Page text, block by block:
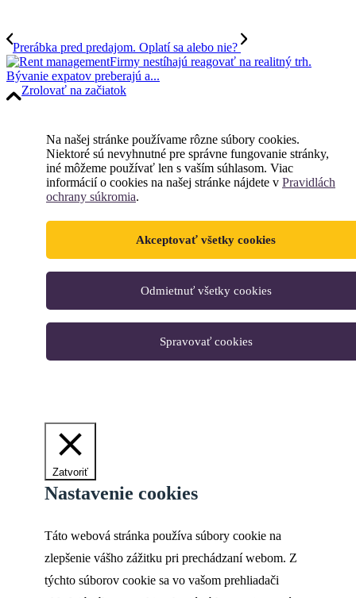
Prerábka pred predajom. Oplatí sa alebo nie?
Firmy nestíhajú reagovať na realitný trh.
Bývanie expatov preberajú a...
Zrolovať na začiatok
Na našej stránke používame rôzne súbory cookies.
Niektoré sú nevyhnutné pre správne fungovanie stránky,
iné môžeme používať len s vaším súhlasom. Viac
informácií o cookies na našej stránke nájdete v Pravidlách
ochrany súkromia.
Akceptovať všetky cookies
Odmietnuť všetky cookies
Spravovať cookies
Zatvoriť
Nastavenie cookies
Táto webová stránka používa súbory cookie na
zlepšenie vášho zážitku pri prechádzaní webom. Z
týchto súborov cookie sa vo vašom prehliadači